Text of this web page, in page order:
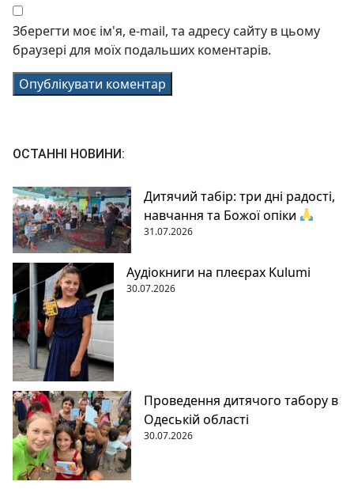
Зберегти моє ім'я, e-mail, та адресу сайту в цьому
браузері для моїх подальших коментарів.
ОСТАННІ НОВИНИ:
Дитячий табір: три дні радості,
навчання та Божої опіки
31.07.2026
Аудіокниги на плеєрах Kulumi
30.07.2026
Проведення дитячого табору в
Одеській області
30.07.2026